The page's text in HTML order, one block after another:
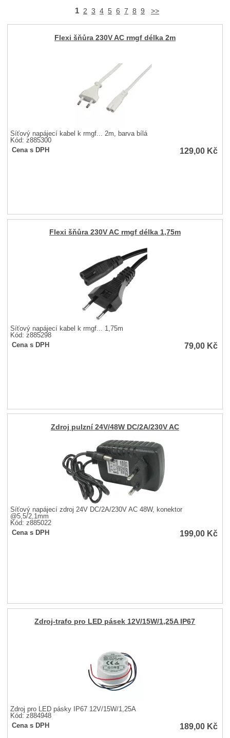
1 2 3 4 5 6 7 8 9 >>
Flexi šňůra 230V AC rmgf délka 2m
Síťový napájecí kabel k rmgf... 2m, barva bílá
Kód: z885300
Cena s DPH
129,00 Kč
Flexi šňůra 230V AC rmgf délka 1,75m
Síťový napájecí kabel k rmgf... 1,75m
Kód: z885298
Cena s DPH
79,00 Kč
Zdroj pulzní 24V/48W DC/2A/230V AC
Síťový napájecí zdroj 24V DC/2A/230V AC 48W, konektor
@5,5/2,1mm
Kód: z885022
Cena s DPH
199,00 Kč
Zdroj-trafo pro LED pásek 12V/15W/1,25A IP67
Zdroj pro LED pásky IP67 12V/15W/1,25A
Kód: z884948
Cena s DPH
189,00 Kč